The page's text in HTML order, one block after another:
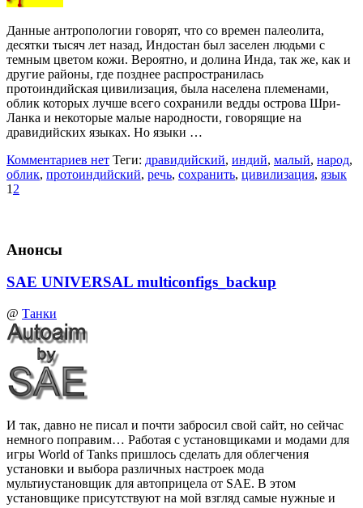
Данные антропологии говорят, что со времен палеолита,
десятки тысяч лет назад, Индостан был заселен людьми с
темным цветом кожи. Вероятно, и долина Инда, так же, как и
другие районы, где позднее распространилась
протоиндийская цивилизация, была населена племенами,
облик которых лучше всего сохранили ведды острова Шри-
Ланка и некоторые малые народности, говорящие на
дравидийских языках. Но языки …
Комментариев нет Теги: дравидийский, индий, малый, народ,
облик, протоиндийский, речь, сохранить, цивилизация, язык
1 2
Анонсы
SAE UNIVERSAL multiconfigs_backup
@ Танки
И так, давно не писал и почти забросил свой сайт, но сейчас
немного поправим… Работая с установщиками и модами для
игры World of Tanks пришлось сделать для облегчения
установки и выбора различных настроек мода
мультиустановщик для автоприцела от SAE. В этом
установщике присутствуют на мой взгляд самые нужные и